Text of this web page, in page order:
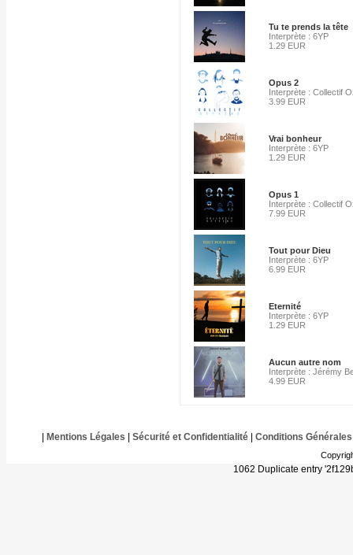
Tu te prends la tête
Interprète : 6YP
1.29 EUR
Opus 2
Interprète : Collectif
3.99 EUR
Vrai bonheur
Interprète : 6YP
1.29 EUR
Opus 1
Interprète : Collectif
7.99 EUR
Tout pour Dieu
Interprète : 6YP
6.99 EUR
Eternité
Interprète : 6YP
1.29 EUR
Aucun autre nom
Interprète : Jérémy
4.99 EUR
Mentions Légales Sécurité et Confidentialité| Conditions Générales
1062 Duplicate entry